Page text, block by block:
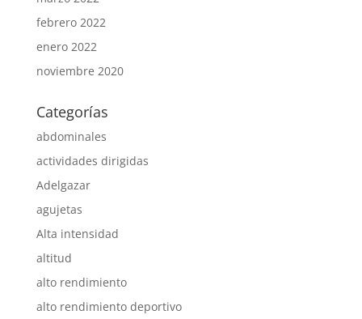
febrero 2022
enero 2022
noviembre 2020
Categorías
abdominales
actividades dirigidas
Adelgazar
agujetas
Alta intensidad
altitud
alto rendimiento
alto rendimiento deportivo